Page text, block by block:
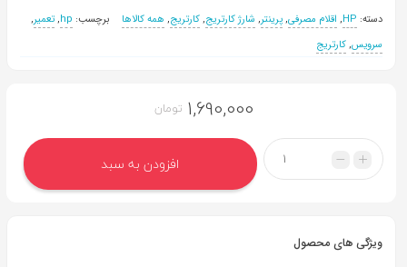
را
با
اشتراک
بگذارید.
کپی
دسته: HP
, اقلام مصرفی,پرینتر, شارژ کارتریج,کارتریج, همه کالاها برچسب: hp
,تعمیر,
سرویس,کارتریج
تومان 1,690,000
افزودن به سبد